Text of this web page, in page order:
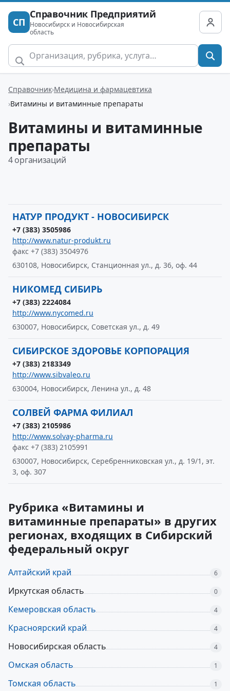
СП
Справочник Предприятий
Новосибирск и Новосибирская
область
Справочник Медицина и фармацевтика
Витамины и витаминные препараты
Витамины и витаминные
препараты
4 организаций
НАТУР ПРОДУКТ - НОВОСИБИРСК
+7 (383) 3505986
http://www.natur-produkt.ru
факс +7 (383) 3504976
630108, Новосибирск, Станционная ул., д. 36, оф. 44
НИКОМЕД СИБИРЬ
+7 (383) 2224084
http://www.nycomed.ru
630007, Новосибирск, Советская ул., д. 49
СИБИРСКОЕ ЗДОРОВЬЕ КОРПОРАЦИЯ
+7 (383) 2183349
http://www.sibvaleo.ru
630004, Новосибирск, Ленина ул., д. 48
СОЛВЕЙ ФАРМА ФИЛИАЛ
+7 (383) 2105986
http://www.solvay-pharma.ru
факс +7 (383) 2105991
630007, Новосибирск, Серебренниковская ул., д. 19/1, эт.
3, оф. 307
Рубрика «Витамины и
витаминные препараты» в других
регионах, входящих в Сибирский
федеральный округ
Алтайский край 6
Иркутская область 0
Кемеровская область 4
Красноярский край 4
Новосибирская область 4
Омская область 1
Томская область 1